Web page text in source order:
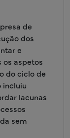
de
dos
e
os aspetos
do ciclo de
incluiu
lacunas
sem